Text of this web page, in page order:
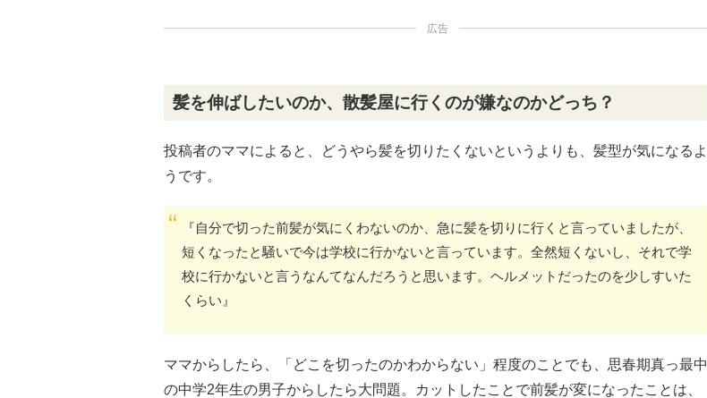
広告
髪を伸ばしたいのか、散髪屋に行くのが嫌なのかどっち？
投稿者のママによると、どうやら髪を切りたくないというよりも、髪型が気になるよ
うです。
『自分で切った前髪が気にくわないのか、急に髪を切りに行くと言っていましたが、
短くなったと騒いで今は学校に行かないと言っています。全然短くないし、それで学
校に行かないと言うなんてなんだろうと思います。ヘルメットだったのを少しすいた
くらい』
ママからしたら、「どこを切ったのかわからない」程度のことでも、思春期真っ最中
の中学2年生の男子からしたら大問題。カットしたことで前髪が変になったことは、